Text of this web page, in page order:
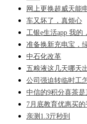
网上更换超威天能
车又坏了，真烦心
工银e生活app 我的
准备换新充电宝，
中石化改革
五粮液这几天哪天
公司强迫转临时工
中信的9积分喜茶
7月底教育优惠买
亲测1.3亓秒到